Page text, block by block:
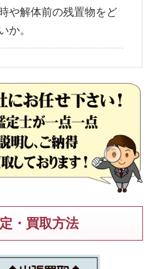
や解体前の残置物をど
か。
・買取方法